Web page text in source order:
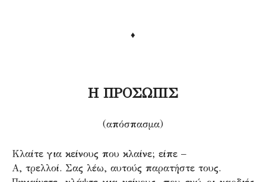
♦
Η ΠΡΟΣΩΠΙΣ
(απόσπασμα)
Κλαίτε για κείνους που κλαίνε; είπε –
Α, τρελλοί. Σας λέω, αυτούς παρατήστε τους.